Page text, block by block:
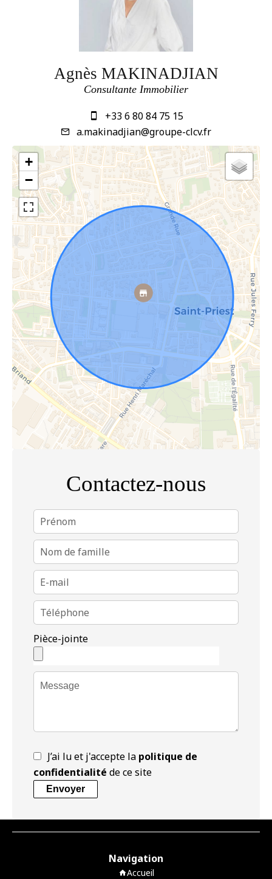
Agnès MAKINADJIAN
Consultante Immobilier
+33 6 80 84 75 15
a.makinadjian@groupe-clcv.fr
+
−
Contactez-nous
Pièce-jointe
J’ai lu et j'accepte la politique de
confidentialité de ce site
Envoyer
Navigation
Accueil